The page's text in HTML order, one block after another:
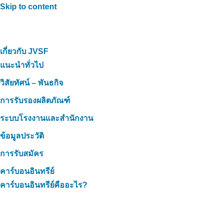
Skip to content
เกี่ยวกับ JVSF
แนะนำทั่วไป
วิสัยทัศน์ – พันธกิจ
การรับรองผลิตภัณฑ์
ระบบโรงงานและสำนักงาน
ข้อมูลประวัติ
การรับสมัคร
คาร์บอนอินทรีย์
คาร์บอนอินทรีย์คืออะไร?